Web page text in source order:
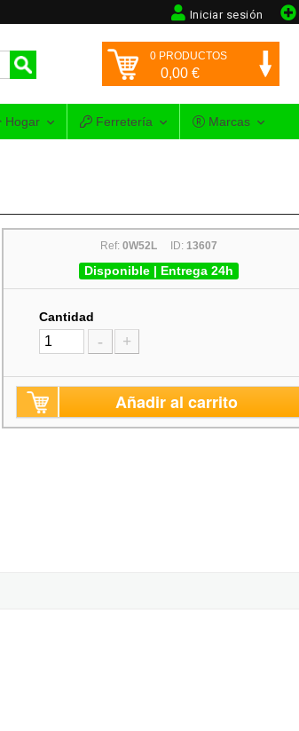
Iniciar sesión
0 PRODUCTOS
0,00 €
Hogar Ferretería Marcas
Ref: 0W52LID: 13607
Disponible | Entrega 24h
Cantidad
- +
Añadir al carrito